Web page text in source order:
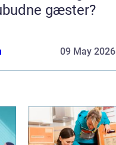
gæster?
09 May 2026